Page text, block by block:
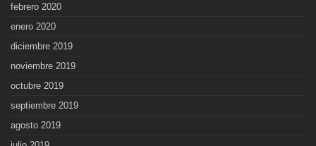
febrero 2020
enero 2020
diciembre 2019
noviembre 2019
octubre 2019
septiembre 2019
agosto 2019